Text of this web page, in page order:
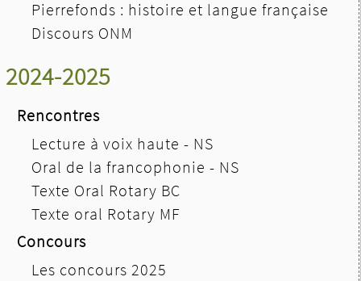
Pierrefonds : histoire et langue française
Discours ONM
2024-2025
Rencontres
Lecture à voix haute - NS
Oral de la francophonie - NS
Texte Oral Rotary BC
Texte oral Rotary MF
Concours
Les concours 2025